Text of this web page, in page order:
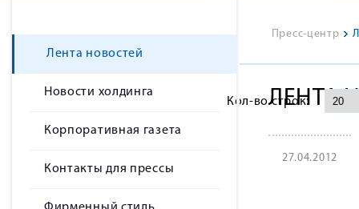
Лента новостей
Новости холдинга
Корпоративная газета
Контакты для прессы
Пресс-центр >
ЛЕНТА
Кол-во строк:
27.04.2012